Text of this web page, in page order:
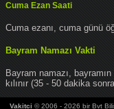
Cuma Ezan Saati
Cuma ezanı, cuma günü
Bayram Namazı Vakti
Bayram namazı,
kılınır (35 - 50 dakika
Vakitci © 2006 - 2026 bir Bvt